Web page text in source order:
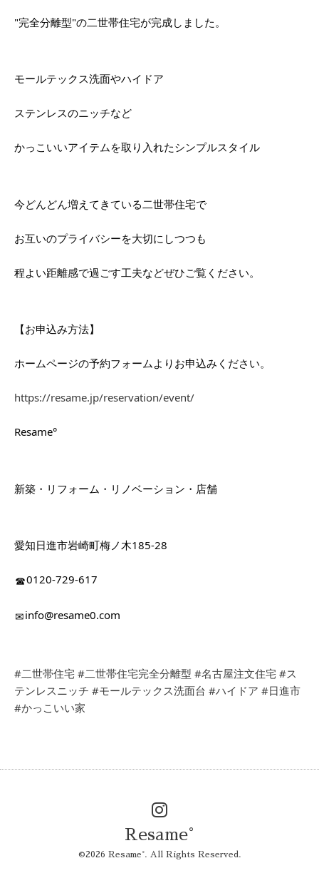
"完全分離型"の二世帯住宅が完成しました。
モールテックス洗面やハイドア
ステンレスのニッチなど
かっこいいアイテムを取り入れたシンプルスタイル
今どんどん増えてきている二世帯住宅で
お互いのプライバシーを大切にしつつも
程よい距離感で過ごす工夫などぜひご覧ください。
【お申込み方法】
ホームページの予約フォームよりお申込みください。
https://resame.jp/reservation/event/
Resame°
新築・リフォーム・リノベーション・店舗
愛知日進市岩崎町梅ノ木185-28
☎︎0120-729-617
✉︎info@resame0.com
#二世帯住宅 #二世帯住宅完全分離型 #名古屋注文住宅 #ス
テンレスニッチ #モールテックス洗面台 #ハイドア #日進市
#かっこいい家
Resame°
©2026 Resame°. All Rights Reserved.